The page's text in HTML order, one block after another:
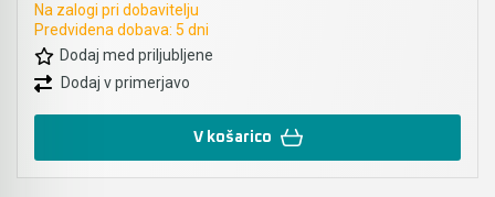
Na zalogi pri dobavitelju
Predvidena dobava: 5 dni
Dodaj med priljubljene
Dodaj v primerjavo
V košarico